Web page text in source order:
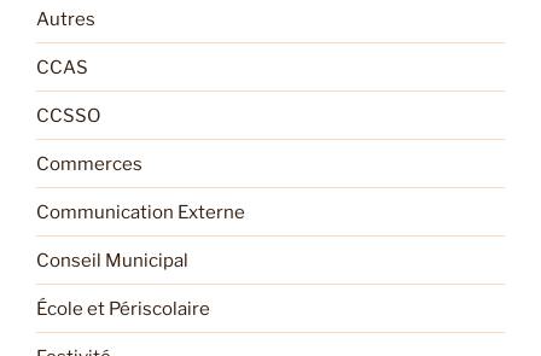
Autres
CCAS
CCSSO
Commerces
Communication Externe
Conseil Municipal
École et Périscolaire